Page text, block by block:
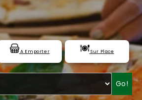
A Emporter Sur Place
Go!